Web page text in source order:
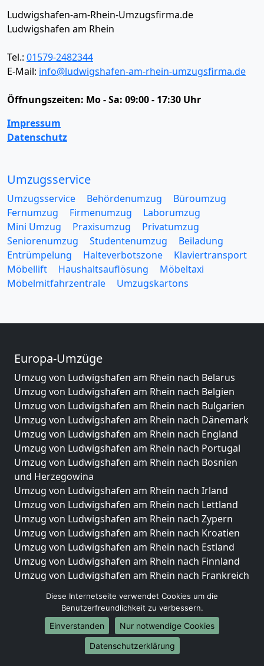
Ludwigshafen-am-Rhein-Umzugsfirma.de
Ludwigshafen am Rhein
Tel.: 01579-2482344
E-Mail: info@ludwigshafen-am-rhein-umzugsfirma.de
Öffnungszeiten: Mo - Sa: 09:00 - 17:30 Uhr
Impressum
Datenschutz
Umzugsservice
Umzugsservice Behördenumzug
Büroumzug
Fernumzug
Firmenumzug
Laborumzug
Mini Umzug
Praxisumzug
Privatumzug
Seniorenumzug
Studentenumzug
Beiladung
Entrümpelung
Halteverbotszone
Klaviertransport
Möbellift
Haushaltsauflösung
Möbeltaxi
Möbelmitfahrzentrale
Umzugskartons
Europa-Umzüge
Umzug von Ludwigshafen am Rhein nach Belarus
Umzug von Ludwigshafen am Rhein nach Belgien
Umzug von Ludwigshafen am Rhein nach Bulgarien
Umzug von Ludwigshafen am Rhein nach Dänemark
Umzug von Ludwigshafen am Rhein nach England
Umzug von Ludwigshafen am Rhein nach Portugal
Umzug von Ludwigshafen am Rhein nach Bosnien
und Herzegowina
Umzug von Ludwigshafen am Rhein nach Irland
Umzug von Ludwigshafen am Rhein nach Lettland
Umzug von Ludwigshafen am Rhein nach Zypern
Umzug von Ludwigshafen am Rhein nach Kroatien
Umzug von Ludwigshafen am Rhein nach Estland
Umzug von Ludwigshafen am Rhein nach Finnland
Umzug von Ludwigshafen am Rhein nach Frankreich
Griechenland
Umzug von Ludwigshafen am Rhein nach Italien
Umzug von Ludwigshafen am Rhein nach
Diese Internetseite verwendet Cookies um die
Benutzerfreundlichkeit zu verbessern.
Einverstanden
Nur notwendige Cookies
Datenschutzerklärung